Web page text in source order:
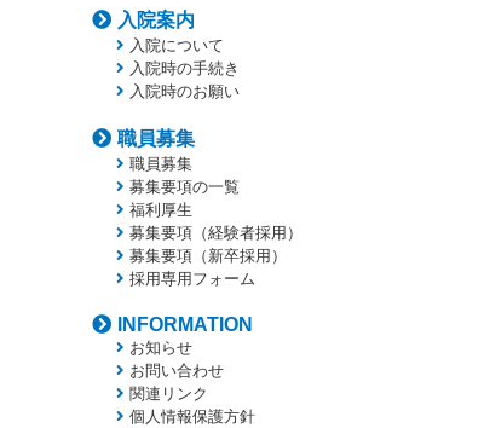
入院案内
入院について
入院時の手続き
入院時のお願い
職員募集
職員募集
募集要項の一覧
福利厚生
募集要項（経験者採用）
募集要項（新卒採用）
採用専用フォーム
INFORMATION
お知らせ
お問い合わせ
関連リンク
個人情報保護方針